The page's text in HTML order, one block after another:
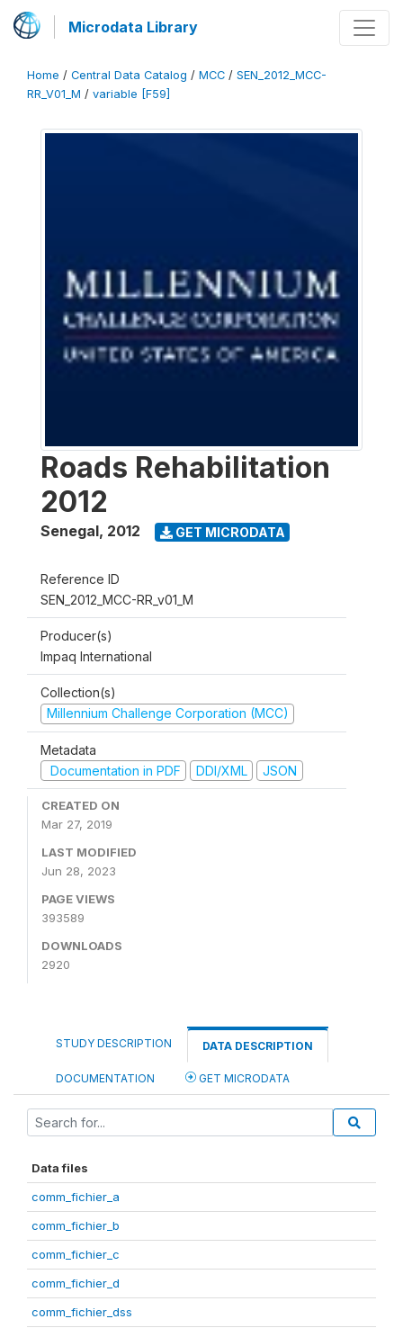
Microdata Library
Home / Central Data Catalog / MCC / SEN_2012_MCC-
RR_V01_M / variable [F59]
Roads Rehabilitation
2012
Senegal, 2012 GET MICRODATA
Reference ID
SEN_2012_MCC-RR_v01_M
Producer(s)
Impaq International
Collection(s)
Millennium Challenge Corporation (MCC)
Metadata
Documentation in PDF
DDI/XML JSON
CREATED ON
Mar 27, 2019
LAST MODIFIED
Jun 28, 2023
PAGE VIEWS
393589
DOWNLOADS
2920
STUDY DESCRIPTION DATA DESCRIPTION
DOCUMENTATION GET MICRODATA
Data files
comm_fichier_a
comm_fichier_b
comm_fichier_c
comm_fichier_d
comm_fichier_dss